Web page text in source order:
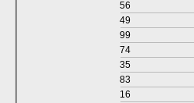
56
49
99
74
35
83
16